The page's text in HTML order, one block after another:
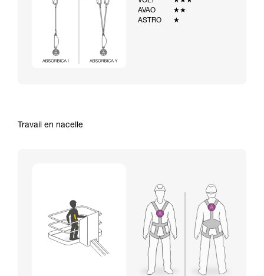
AVAO
★★
ASTRO
★
Travail en nacelle